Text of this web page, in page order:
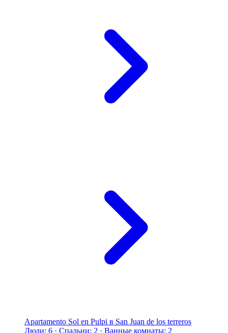
Apartamento Sol en Pulpi в San Juan de los terreros
Люди: 6 · Спальни: 2 · Ванные комнаты: 2